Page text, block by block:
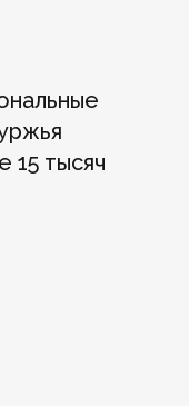
15 тысяч